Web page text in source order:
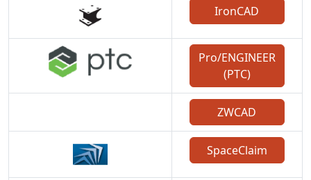
IronCAD
Pro/ENGINEER
(PTC)
ZWCAD
SpaceClaim